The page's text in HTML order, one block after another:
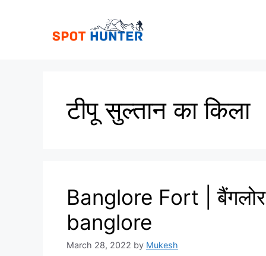
टीपू सुल्तान का किला
Banglore Fort |
banglore
March 28, 2022 by Mukesh